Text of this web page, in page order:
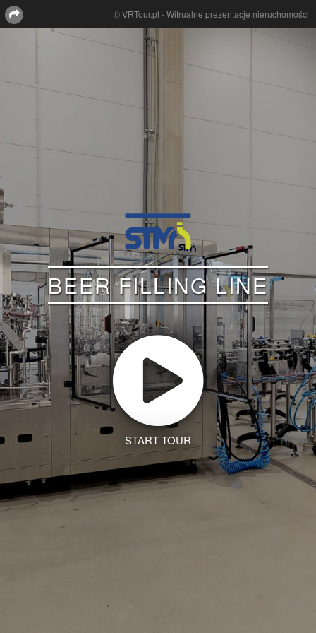
© VRTour.pl - Witrualne prezentacje nieruchomości
BEER FILLING LINE
START TOUR